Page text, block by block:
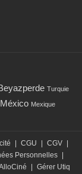
Turquie
Mexique
| CGU | CGV |
Personnelles |
| Gérer Utiq